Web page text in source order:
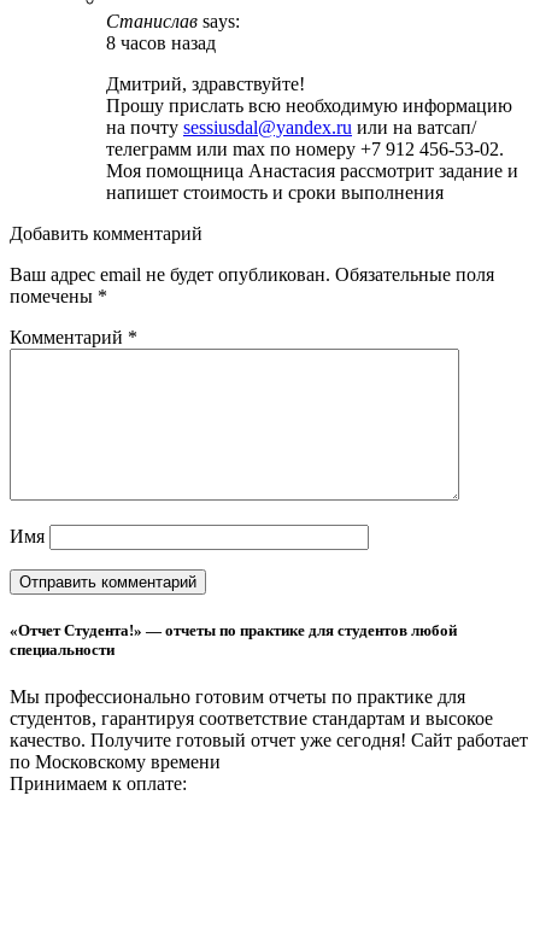
Станислав says:
8 часов назад
Дмитрий, здравствуйте!
Прошу прислать всю необходимую информацию
на почту sessiusdal@yandex.ru или на ватсап/
телеграмм или max по номеру +7 912 456-53-02.
Моя помощница Анастасия рассмотрит задание и
напишет стоимость и сроки выполнения
Добавить комментарий
Ваш адрес email не будет опубликован. Обязательные поля
помечены *
Комментарий *
Имя
«Отчет Студента!» — отчеты по практике для студентов любой
специальности
Мы профессионально готовим отчеты по практике для
студентов, гарантируя соответствие стандартам и высокое
качество. Получите готовый отчет уже сегодня! Сайт работает
по Московскому времени
Принимаем к оплате: